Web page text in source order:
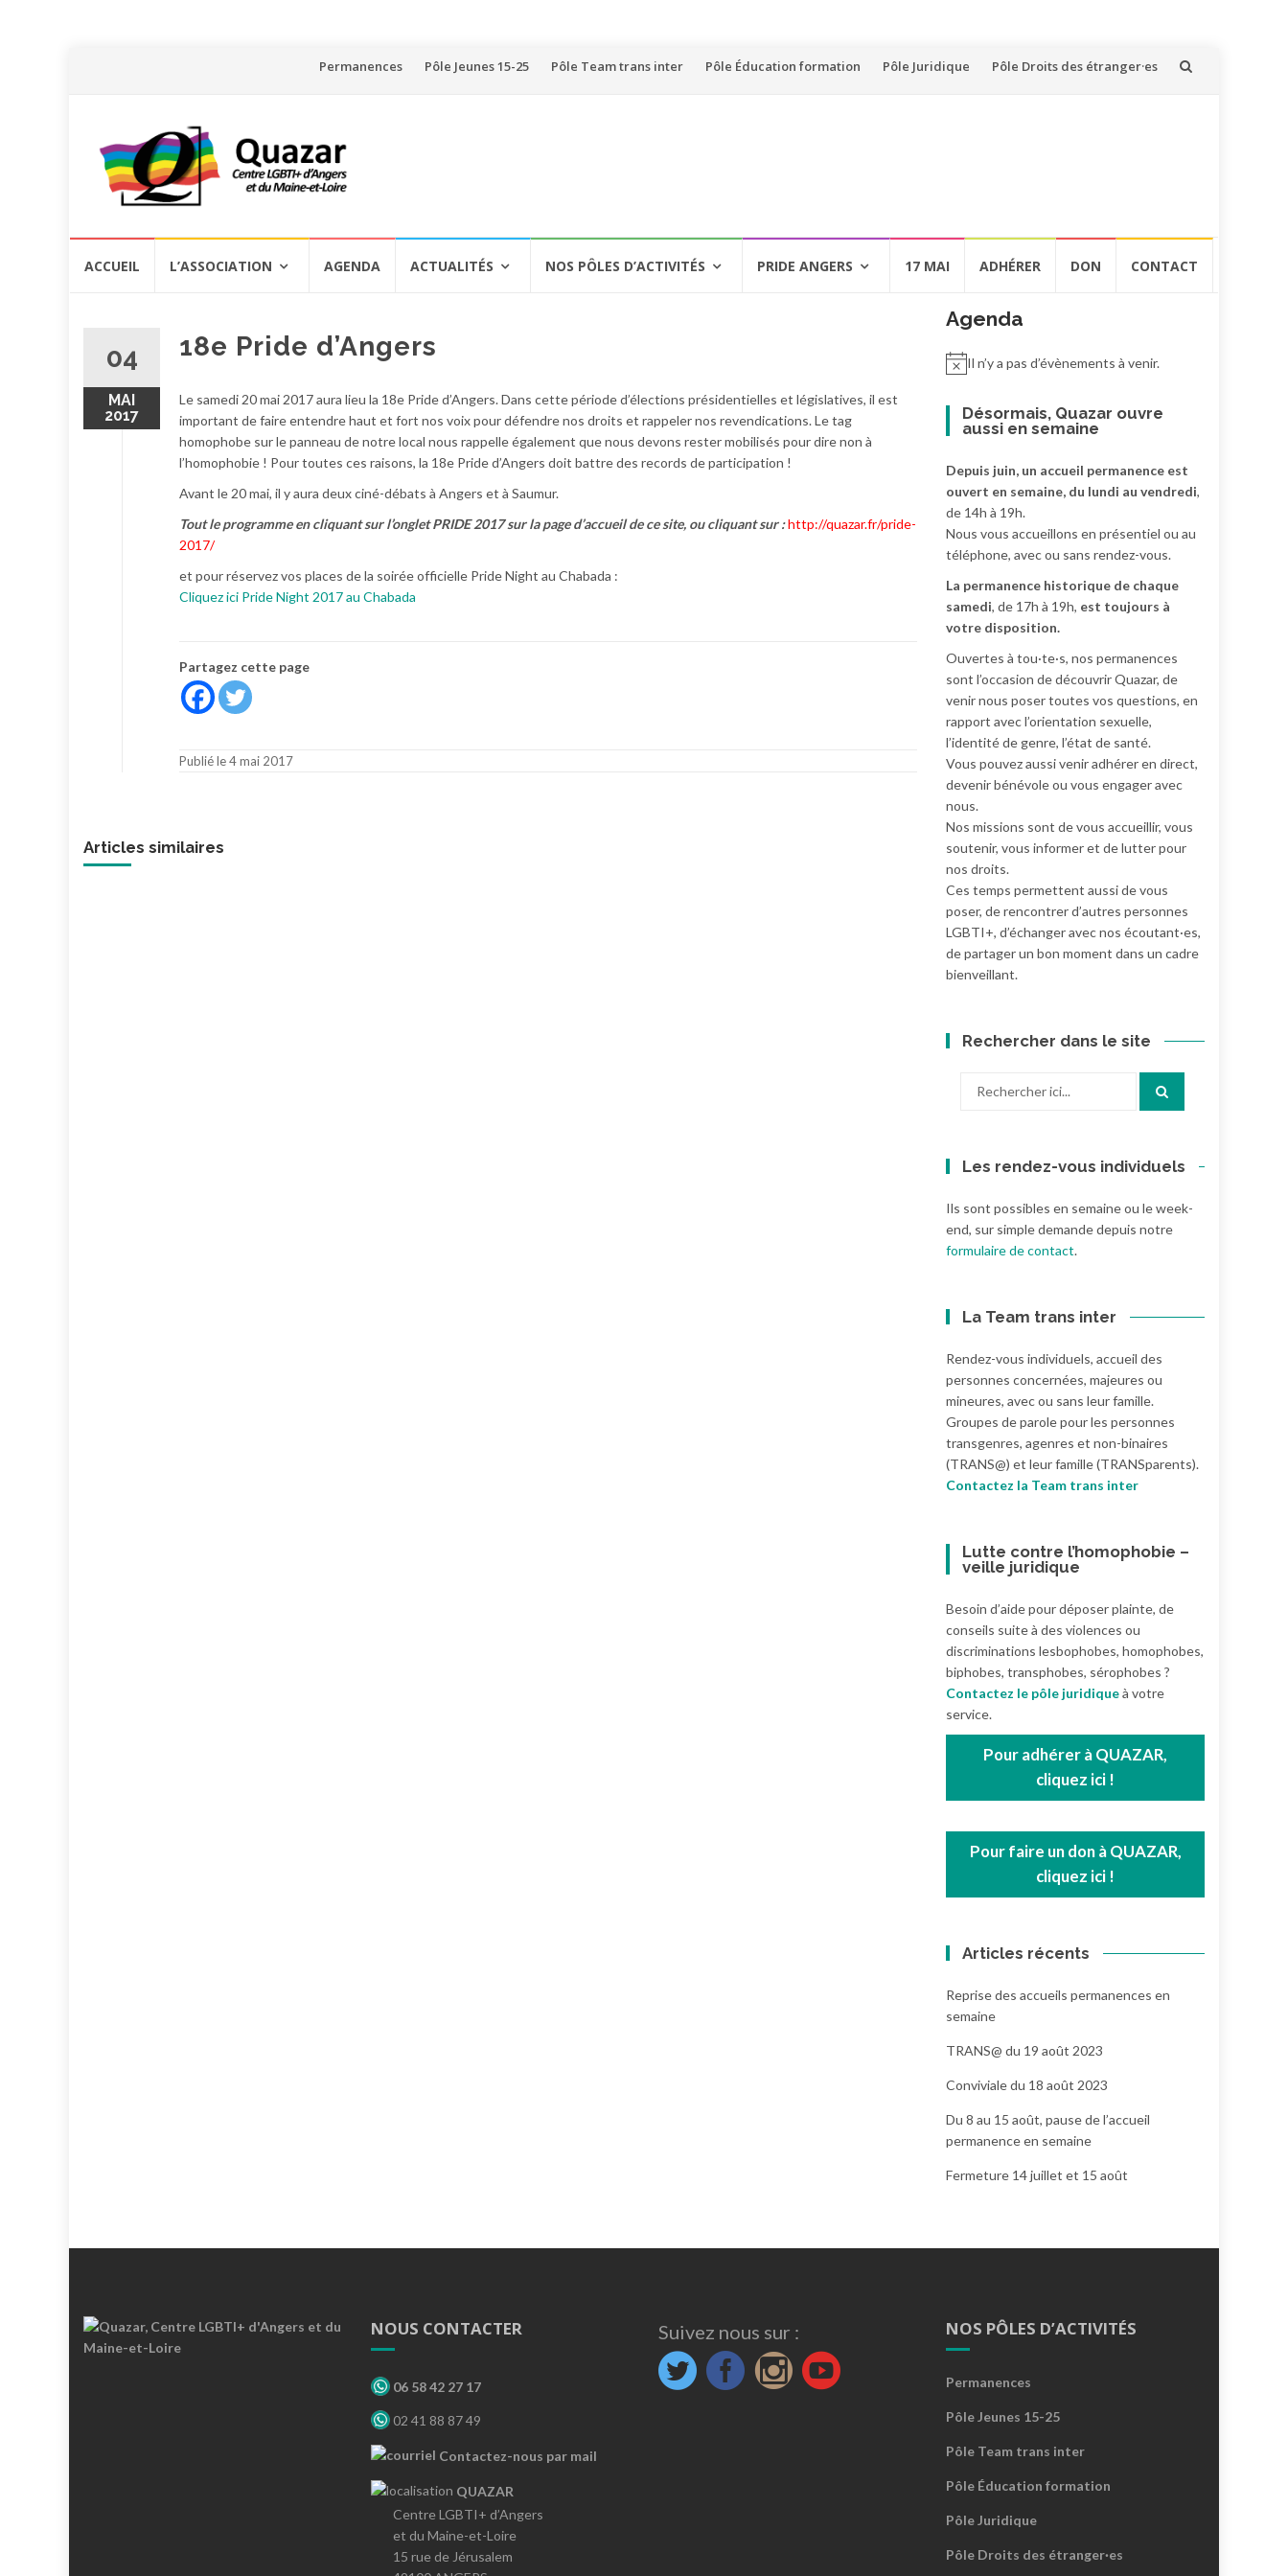
Aller
Permanences Pôle Jeunes 15-25 Pôle Team trans inter Pôle Éducation formation Pôle Juridique Pôle Droits des étranger·es
ACCUEIL L’ASSOCIATION AGENDA ACTUALITÉS NOS PÔLES D’ACTIVITÉS PRIDE ANGERS 17 MAI ADHÉRER DON CONTACT
04
MAI
2017
18e Pride d’Angers
Le samedi 20 mai 2017 aura lieu la 18e Pride d’Angers. Dans cette période d’élections présidentielles et législatives, il est
important de faire entendre haut et fort nos voix pour défendre nos droits et rappeler nos revendications. Le tag
homophobe sur le panneau de notre local nous rappelle également que nous devons rester mobilisés pour dire non à
l’homophobie ! Pour toutes ces raisons, la 18e Pride d’Angers doit battre des records de participation !
Avant le 20 mai, il y aura deux ciné-débats à Angers et à Saumur.
Tout le programme en cliquant sur l’onglet PRIDE 2017 sur la page d’accueil de ce site, ou cliquant sur :http://quazar.fr/pride-
2017/
et pour réservez vos places de la soirée officielle Pride Night au Chabada :
Cliquez ici Pride Night 2017 au Chabada
Partagez cette page
Publié le 4 mai 2017
Articles similaires
Agenda
Il n’y a pas d’évènements à venir.
Désormais, Quazar ouvre
aussi en semaine
Depuis juin, un accueil permanence est
ouvert en semaine, du lundi au vendredi,
de 14h à 19h.
Nous vous accueillons en présentiel ou au
téléphone, avec ou sans rendez-vous.
La permanence historique de chaque
samedi, de 17h à 19h, est toujours à
votre disposition.
Ouvertes à tou·te·s, nos permanences
sont l’occasion de découvrir Quazar, de
venir nous poser toutes vos questions, en
rapport avec l’orientation sexuelle,
l’identité de genre, l’état de santé.
Vous pouvez aussi venir adhérer en direct,
devenir bénévole ou vous engager avec
nous.
Nos missions sont de vous accueillir, vous
soutenir, vous informer et de lutter pour
nos droits.
Ces temps permettent aussi de vous
poser, de rencontrer d’autres personnes
LGBTI+, d’échanger avec nos écoutant·es,
de partager un bon moment dans un cadre
bienveillant.
Rechercher dans le site
Les rendez-vous individuels
Ils sont possibles en semaine ou le week-
end, sur simple demande depuis notre
formulaire de contact.
La Team trans inter
Rendez-vous individuels, accueil des
personnes concernées, majeures ou
mineures, avec ou sans leur famille.
Groupes de parole pour les personnes
transgenres, agenres et non-binaires
(TRANS@) et leur famille (TRANSparents).
Contactez la Team trans inter
Lutte contre l’homophobie –
veille juridique
Besoin d’aide pour déposer plainte, de
conseils suite à des violences ou
discriminations lesbophobes, homophobes,
biphobes, transphobes, sérophobes ?
Contactez le pôle juridiqueà votre
service.
Pour adhérer à QUAZAR,
cliquez ici !
Pour faire un don à QUAZAR,
cliquez ici !
Articles récents
Reprise des accueils permanences en
semaine
TRANS@ du 19 août 2023
Conviviale du 18 août 2023
Du 8 au 15 août, pause de l’accueil
permanence en semaine
Fermeture 14 juillet et 15 août
NOUS CONTACTER
06 58 42 27 17
02 41 88 87 49
Contactez-nous par mail
QUAZAR
Centre LGBTI+ d’Angers
et du Maine-et-Loire
15 rue de Jérusalem
Suivez nous sur : NOS PÔLES D’ACTIVITÉS
Permanences
Pôle Jeunes 15-25
Pôle Team trans inter
Pôle Éducation formation
Pôle Juridique
Pôle Droits des étranger·es